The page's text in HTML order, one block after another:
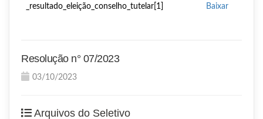
_resultado_eleição_conselho_tutelar[1]
Baixar
Resolução n° 07/2023
03/10/2023
Arquivos do Seletivo